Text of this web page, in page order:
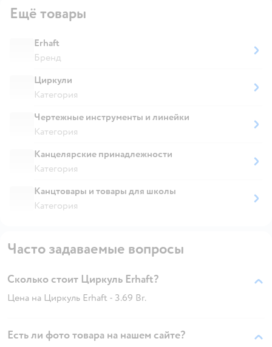
Ещё товары
Erhaft
Бренд
Циркули
Категория
Чертежные инструменты и линейки
Категория
Канцелярские принадлежности
Категория
Канцтовары и товары для школы
Категория
Часто задаваемые вопросы
Сколько стоит Циркуль Erhaft?
Цена на Циркуль Erhaft - 3.69 Br.
Есть ли фото товара на нашем сайте?